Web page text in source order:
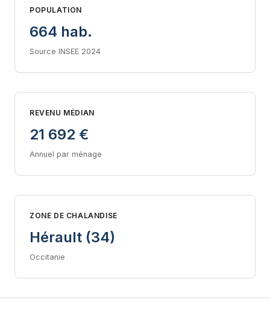
POPULATION
664 hab.
Source INSEE 2024
REVENU MÉDIAN
21 692 €
Annuel par ménage
ZONE DE CHALANDISE
Hérault (34)
Occitanie